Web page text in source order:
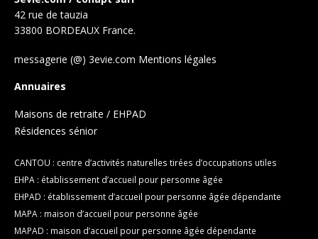
42 rue de tauzia
33800 BORDEAUX France.
messagerie (@) 3evie.com Mentions légales
Annuaires
Maisons de retraite / EHPAD
Résidences sénior
CANTOU : centre d’activités naturelles tirées d’occupations utiles
EHPA : établissement d’accueil pour personne âgée
EHPAD : établissement d’accueil pour personne âgée dépendante
MAPA : maison d’accueil pour personne âgée
MAPAD : maison d’accueil pour personne âgée dépendante